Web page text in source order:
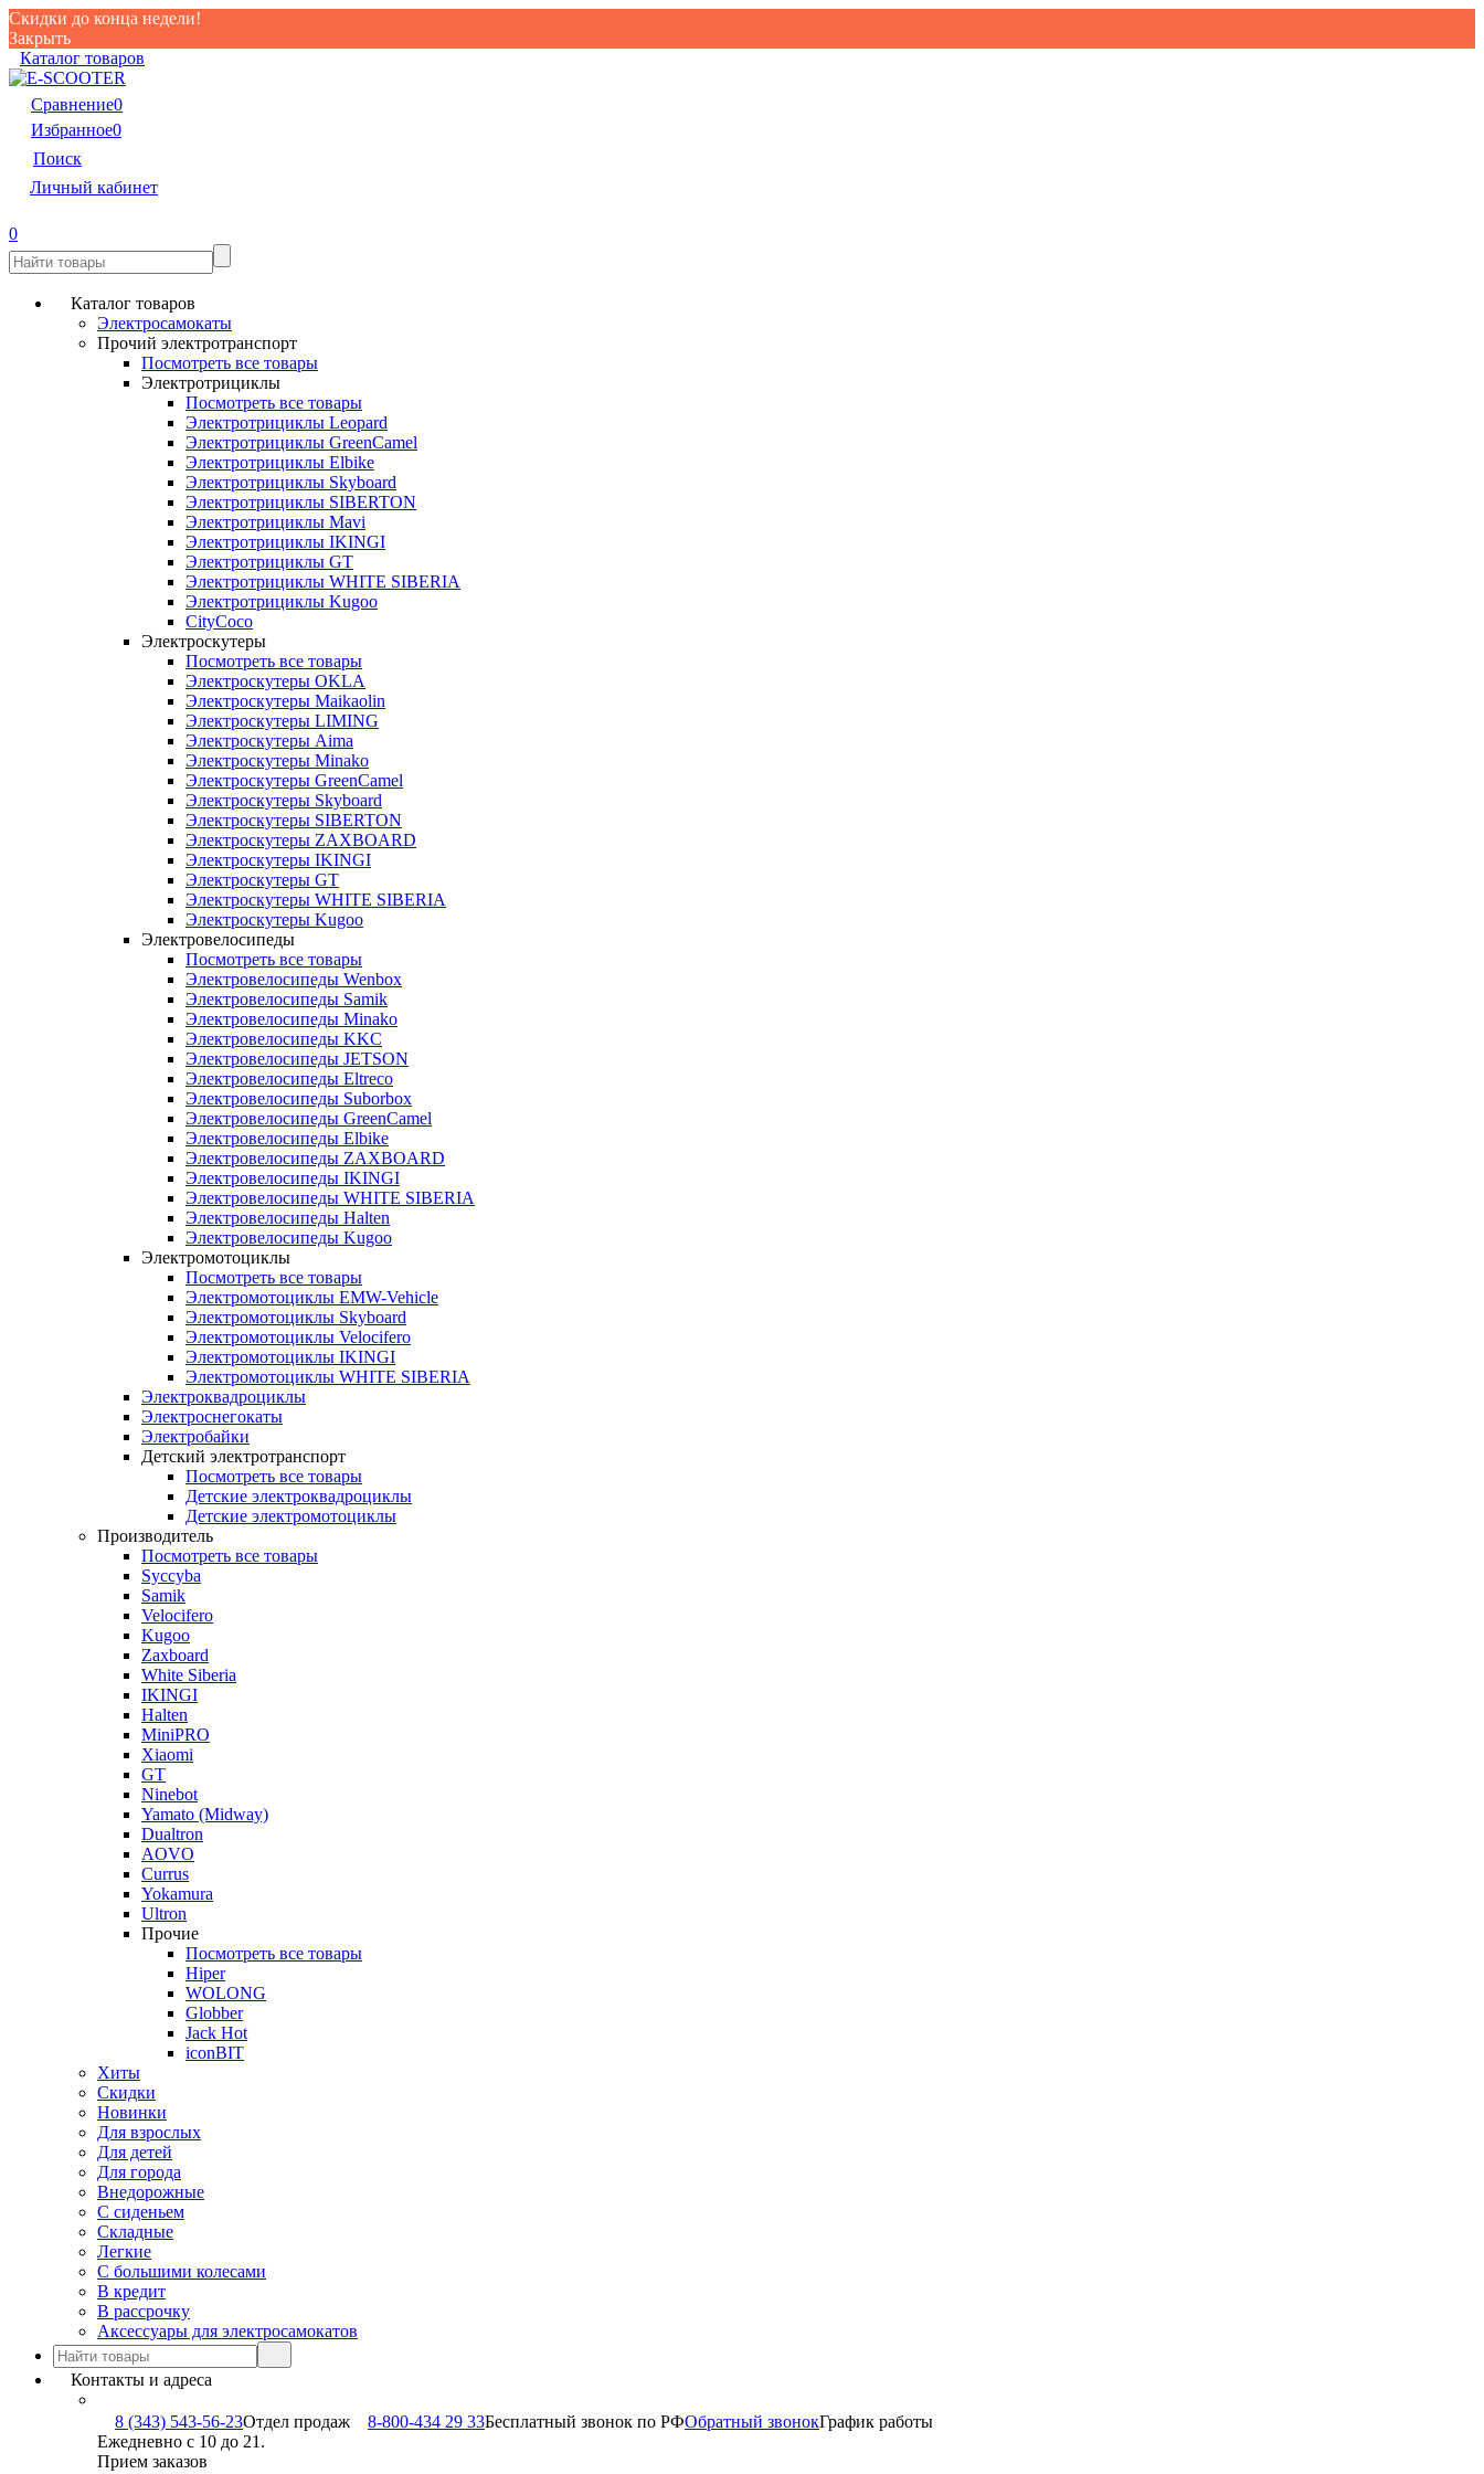
Скидки до конца недели!
Закрыть
Каталог товаров
Сравнение0
Избранное0
Поиск
Личный кабинет
0
Каталог товаров
Электросамокаты
Прочий электротранспорт
Посмотреть все товары
Электротрициклы
Посмотреть все товары
Электротрициклы Leopard
Электротрициклы GreenCamel
Электротрициклы Elbike
Электротрициклы Skyboard
Электротрициклы SIBERTON
Электротрициклы Mavi
Электротрициклы IKINGI
Электротрициклы GT
Электротрициклы WHITE SIBERIA
Электротрициклы Kugoo
CityCoco
Электроскутеры
Посмотреть все товары
Электроскутеры OKLA
Электроскутеры Maikaolin
Электроскутеры LIMING
Электроскутеры Aima
Электроскутеры Minako
Электроскутеры GreenCamel
Электроскутеры Skyboard
Электроскутеры SIBERTON
Электроскутеры ZAXBOARD
Электроскутеры IKINGI
Электроскутеры GT
Электроскутеры WHITE SIBERIA
Электроскутеры Kugoo
Электровелосипеды
Посмотреть все товары
Электровелосипеды Wenbox
Электровелосипеды Samik
Электровелосипеды Minako
Электровелосипеды KKC
Электровелосипеды JETSON
Электровелосипеды Eltreco
Электровелосипеды Suborbox
Электровелосипеды GreenCamel
Электровелосипеды Elbike
Электровелосипеды ZAXBOARD
Электровелосипеды IKINGI
Электровелосипеды WHITE SIBERIA
Электровелосипеды Halten
Электровелосипеды Kugoo
Электромотоциклы
Посмотреть все товары
Электромотоциклы EMW-Vehicle
Электромотоциклы Skyboard
Электромотоциклы Velocifero
Электромотоциклы IKINGI
Электромотоциклы WHITE SIBERIA
Электроквадроциклы
Электроснегокаты
Электробайки
Детский электротранспорт
Посмотреть все товары
Детские электроквадроциклы
Детские электромотоциклы
Производитель
Посмотреть все товары
Syccyba
Samik
Velocifero
Kugoo
Zaxboard
White Siberia
IKINGI
Halten
MiniPRO
Xiaomi
GT
Ninebot
Yamato (Midway)
Dualtron
AOVO
Currus
Yokamura
Ultron
Прочие
Посмотреть все товары
Hiper
WOLONG
Globber
Jack Hot
iconBIT
Хиты
Скидки
Новинки
Для взрослых
Для детей
Для города
Внедорожные
С сиденьем
Складные
Легкие
С большими колесами
В кредит
В рассрочку
Аксессуары для электросамокатов
Контакты и адреса
8 (343) 543-56-23Отдел продаж 8-800-434 29 33Бесплатный звонок по РФОбратный звонокГрафик работы
Ежедневно с 10 до 21.
Прием заказов